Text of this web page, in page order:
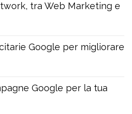
tra Web Marketing e
Google per migliorare
Google per la tua